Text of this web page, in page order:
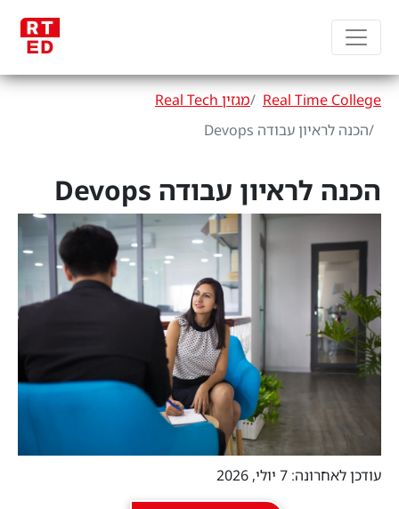
Real Time College
מגזין Real Tech
הכנה לראיון עבודה Devops
הכנה לראיון עבודה Devops
עודכן לאחרונה: 7 יולי, 2026